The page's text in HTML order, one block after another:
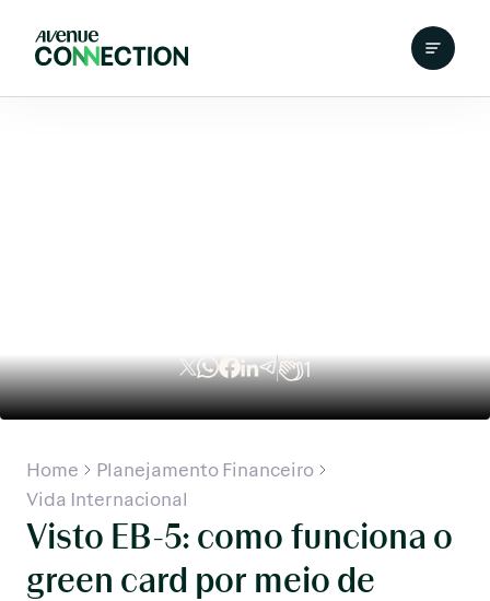
1
Home
Planejamento Financeiro
Vida Internacional
Visto EB-5: como funciona o
green card por meio de